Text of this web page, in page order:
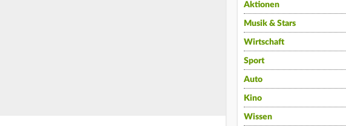
Aktionen
Musik & Stars
Wirtschaft
Sport
Auto
Kino
Wissen